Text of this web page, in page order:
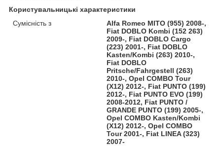
Користувальницькі характеристики
Сумісність з
Alfa Romeo MITO (955) 2008-,
Fiat DOBLO Kombi (152 263)
2009-, Fiat DOBLO Cargo
(223) 2001-, Fiat DOBLO
Kasten/Kombi (263) 2010-,
Fiat DOBLO
Pritsche/Fahrgestell (263)
2010-, Opel COMBO Tour
(X12) 2012-, Fiat PUNTO (199)
2012-, Fiat PUNTO EVO (199)
2008-2012, Fiat PUNTO /
GRANDE PUNTO (199) 2005-,
Opel COMBO Kasten/Kombi
(X12) 2012-, Opel COMBO
Tour 2001-, Fiat LINEA (323)
2007-